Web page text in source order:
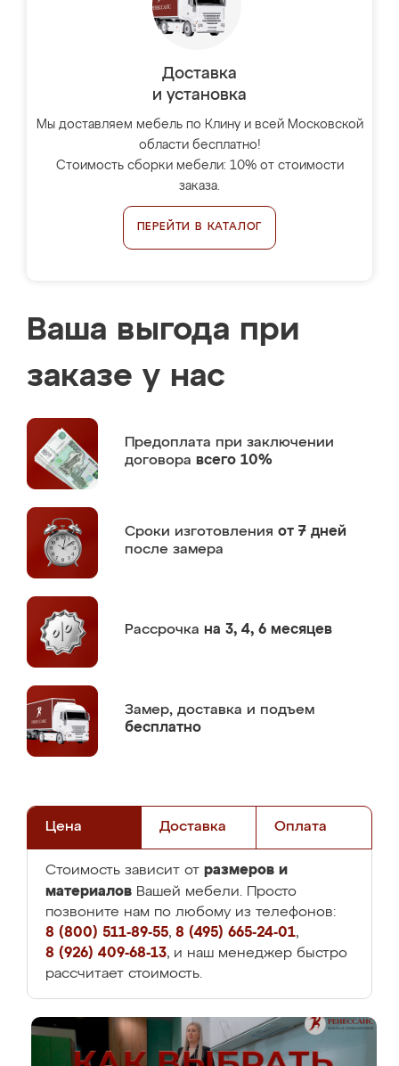
Доставка
и установка
Мы доставляем мебель по Клину и всей Московской
области бесплатно!
Стоимость сборки мебели: 10% от стоимости
заказа.
ПЕРЕЙТИ В КАТАЛОГ
Ваша выгода при
заказе у нас
Предоплата при заключении
договора всего 10%
Сроки изготовления от 7 дней
после замера
Рассрочка на 3, 4, 6 месяцев
Замер, доставка и подъем
бесплатно
Цена Доставка Оплата
Стоимость зависит от размеров и
материалов Вашей мебели. Просто
позвоните нам по любому из телефонов:
8 (800) 511-89-55, 8 (495) 665-24-01,
8 (926) 409-68-13, и наш менеджер быстро
рассчитает стоимость.